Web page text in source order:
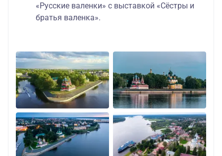
«Русские валенки» с выставкой «Сёстры и
братья валенка».